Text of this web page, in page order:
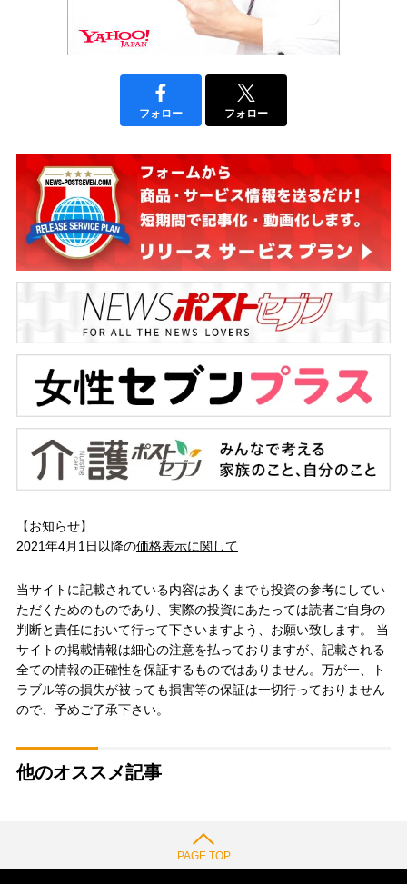
フォロー フォロー
【お知らせ】
2021年4月1日以降の価格表示に関して
当サイトに記載されている内容はあくまでも投資の参考にしてい
ただくためのものであり、実際の投資にあたっては読者ご自身の
判断と責任において行って下さいますよう、お願い致します。 当
サイトの掲載情報は細心の注意を払っておりますが、記載される
全ての情報の正確性を保証するものではありません。万が一、ト
ラブル等の損失が被っても損害等の保証は一切行っておりません
ので、予めご了承下さい。
他のオススメ記事
PAGE TOP